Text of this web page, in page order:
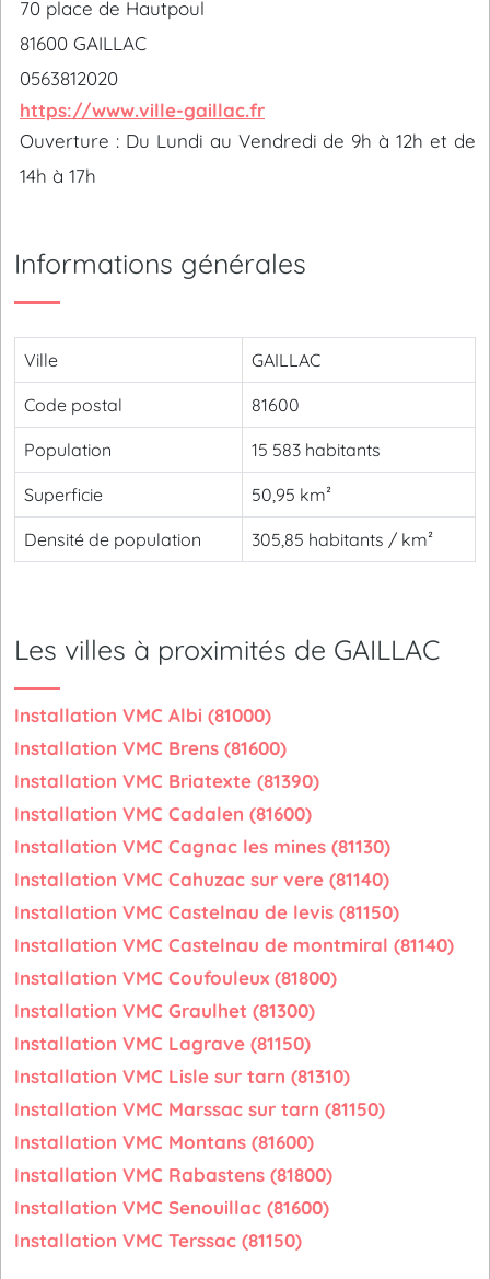
70 place de Hautpoul
81600 GAILLAC
0563812020
https://www.ville-gaillac.fr
Ouverture : Du Lundi au Vendredi de 9h à 12h et de
14h à 17h
Informations générales
Ville GAILLAC
Code postal 81600
Population 15 583 habitants
Superficie 50,95 km²
Densité de population 305,85 habitants / km²
Les villes à proximités de GAILLAC
Installation VMC Albi (81000)
Installation VMC Brens (81600)
Installation VMC Briatexte (81390)
Installation VMC Cadalen (81600)
Installation VMC Cagnac les mines (81130)
Installation VMC Cahuzac sur vere (81140)
Installation VMC Castelnau de levis (81150)
Installation VMC Castelnau de montmiral (81140)
Installation VMC Coufouleux (81800)
Installation VMC Graulhet (81300)
Installation VMC Lagrave (81150)
Installation VMC Lisle sur tarn (81310)
Installation VMC Marssac sur tarn (81150)
Installation VMC Montans (81600)
Installation VMC Rabastens (81800)
Installation VMC Senouillac (81600)
Installation VMC Terssac (81150)